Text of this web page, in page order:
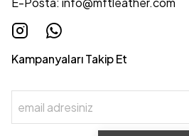
Kampanyaları Takip Et